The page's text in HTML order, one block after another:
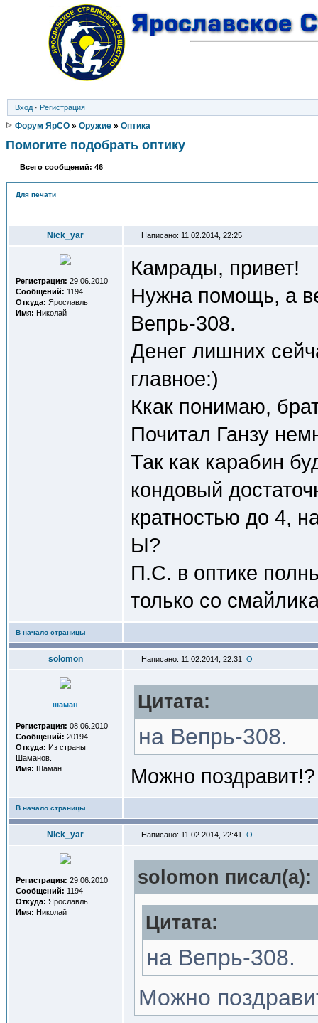
Вход · Регистрация
Форум ЯрСО » Оружие » Оптика
Помогите подобрать оптику
Всего сообщений: 46
Для печати
Nick_yar Написано: 11.02.2014, 22:25
Регистрация: 29.06.2010
Сообщений: 1194
Откуда: Ярославль
Имя: Николай
Камрады, привет!
Нужна помощь, а
Вепрь-308.
Денег лишних
главное:)
Ккак понимаю,
Почитал Ганзу
Так как карабин
кондовый
кратностью до 4,
Ы?
П.С. в оптике
только со
В начало страницы
solomon Написано: 11.02.2014, 22:31
шаман
Регистрация: 08.06.2010
Сообщений: 20194
Откуда: Из страны
Шаманов.
Имя: Шаман
Цитата:
на Вепрь-308.
Можно поздравит!?
В начало страницы
Nick_yar Написано: 11.02.2014, 22:41
Регистрация: 29.06.2010
Сообщений: 1194
Откуда: Ярославль
Имя: Николай
solomon писал(a):
Цитата:
на Вепрь-308.
Можно